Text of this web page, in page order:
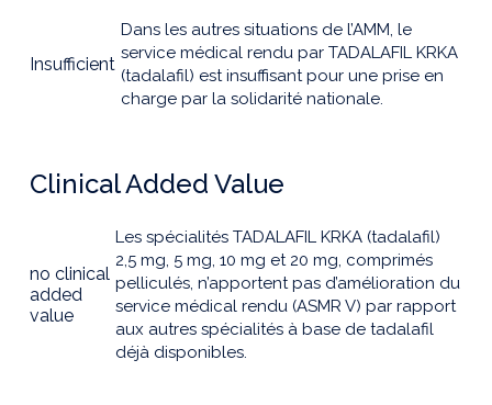
Insufficient
Dans les autres situations de l’AMM, le
service médical rendu par TADALAFIL KRKA
(tadalafil) est insuffisant pour une prise en
charge par la solidarité nationale.
Clinical Added Value
no clinical
added
value
Les spécialités TADALAFIL KRKA (tadalafil)
2,5 mg, 5 mg, 10 mg et 20 mg, comprimés
pelliculés, n’apportent pas d’amélioration du
service médical rendu (ASMR V) par rapport
aux autres spécialités à base de tadalafil
déjà disponibles.